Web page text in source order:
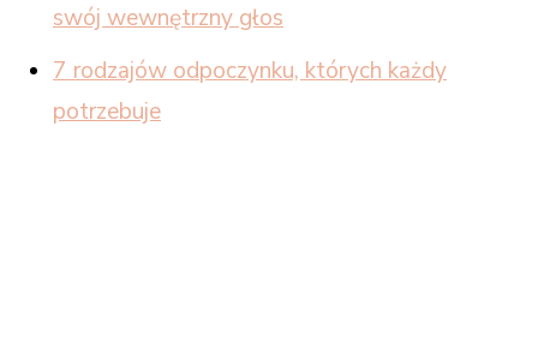
swój wewnętrzny głos
7 rodzajów odpoczynku, których każdy
potrzebuje